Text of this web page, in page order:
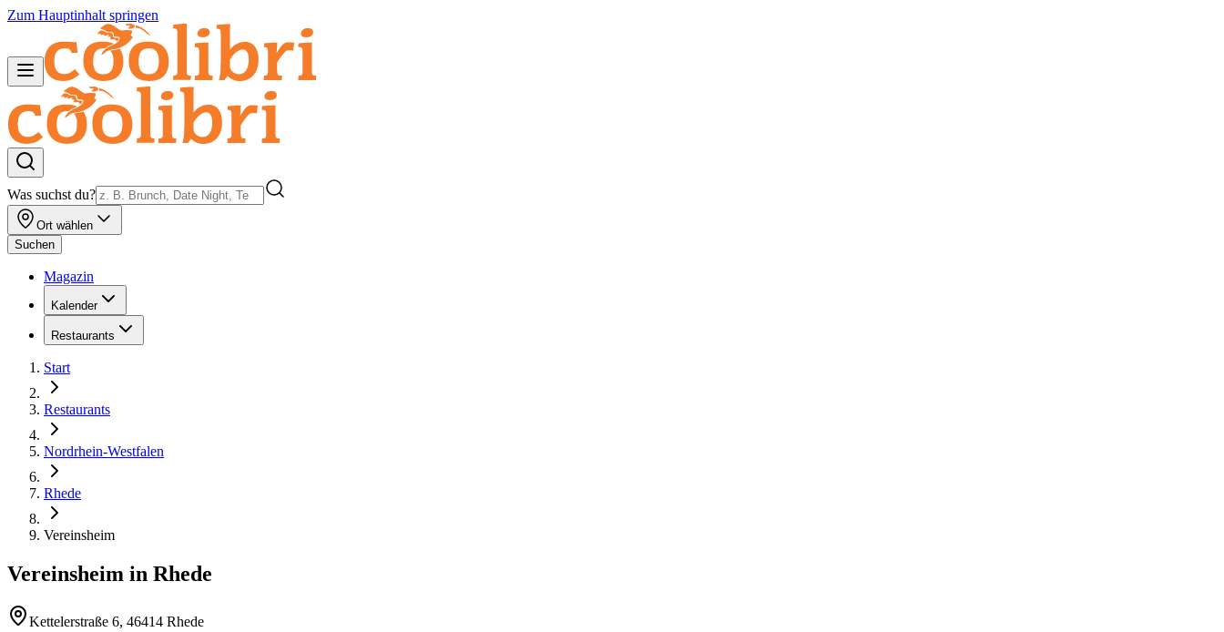
Zum Hauptinhalt springen
Was suchst du?
Ort wählen
Suchen
Magazin
Kalender
Restaurants
Start
Restaurants
Nordrhein-Westfalen
Rhede
Vereinsheim
Vereinsheim in Rhede
Kettelerstraße 6, 46414 Rhede